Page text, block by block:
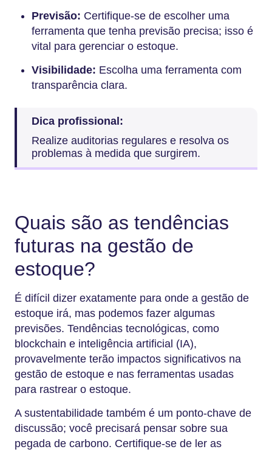
Previsão: Certifique-se de escolher uma
ferramenta que tenha previsão precisa; isso é
vital para gerenciar o estoque.
Visibilidade: Escolha uma ferramenta com
transparência clara.
Dica profissional:
Realize auditorias regulares e resolva os
problemas à medida que surgirem.
Quais são as tendências
futuras na gestão de
estoque?
É difícil dizer exatamente para onde a gestão de
estoque irá, mas podemos fazer algumas
previsões. Tendências tecnológicas, como
blockchain e inteligência artificial (IA),
provavelmente terão impactos significativos na
gestão de estoque e nas ferramentas usadas
para rastrear o estoque.
A sustentabilidade também é um ponto-chave de
discussão; você precisará pensar sobre sua
pegada de carbono. Certifique-se de ler as